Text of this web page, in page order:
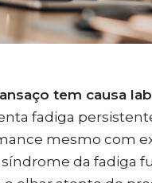
tem causa
fadiga
mesmo com
da fadiga